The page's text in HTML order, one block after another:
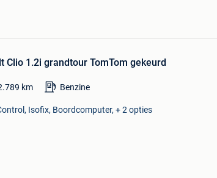
Clio 1.2i grandtour TomTom gekeurd
km Benzine
Isofix, Boordcomputer, + 2 opties